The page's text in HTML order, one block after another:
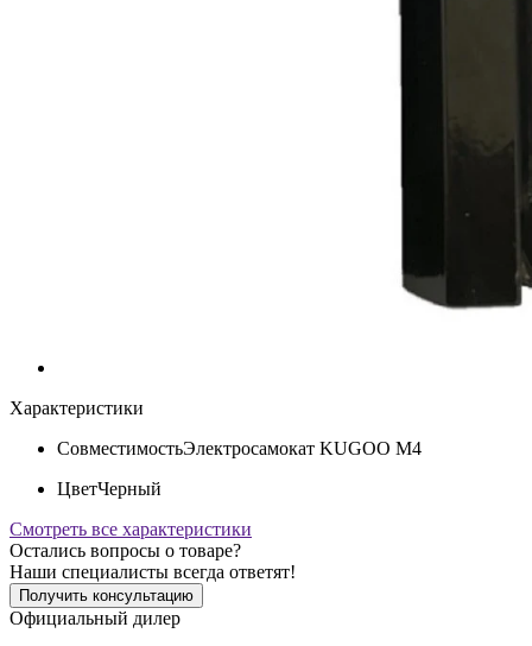
Характеристики
СовместимостьЭлектросамокат KUGOO M4
ЦветЧерный
Смотреть все характеристики
Остались вопросы о товаре?
Наши специалисты всегда ответят!
Получить консультацию
Официальный дилер